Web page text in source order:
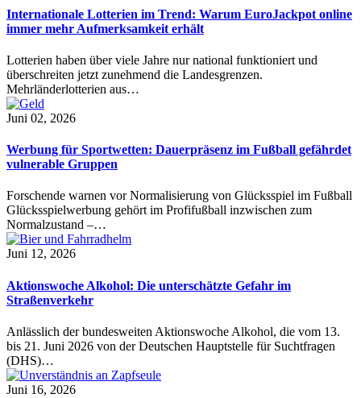
Internationale Lotterien im Trend: Warum EuroJackpot online
immer mehr Aufmerksamkeit erhält
Lotterien haben über viele Jahre nur national funktioniert und
überschreiten jetzt zunehmend die Landesgrenzen.
Mehrländerlotterien aus…
Juni 02, 2026
Werbung für Sportwetten: Dauerpräsenz im Fußball gefährdet
vulnerable Gruppen
Forschende warnen vor Normalisierung von Glücksspiel im Fußball
Glücksspielwerbung gehört im Profifußball inzwischen zum
Normalzustand –…
Juni 12, 2026
Aktionswoche Alkohol: Die unterschätzte Gefahr im
Straßenverkehr
Anlässlich der bundesweiten Aktionswoche Alkohol, die vom 13.
bis 21. Juni 2026 von der Deutschen Hauptstelle für Suchtfragen
(DHS)…
Juni 16, 2026